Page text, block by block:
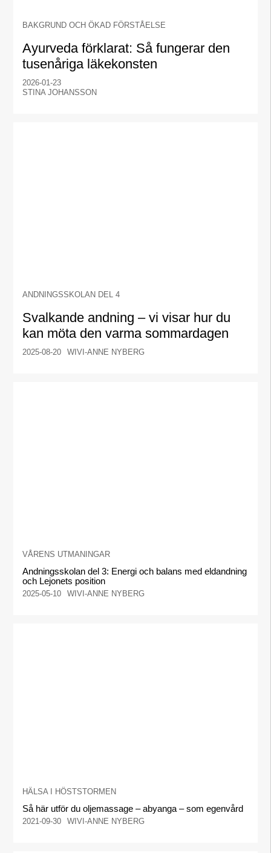
BAKGRUND OCH ÖKAD FÖRSTÅELSE
Ayurveda förklarat: Så fungerar den
tusenåriga läkekonsten
2026-01-23
STINA JOHANSSON
ANDNINGSSKOLAN DEL 4
Svalkande andning – vi visar hur du
kan möta den varma sommardagen
2025-08-20 WIVI-ANNE NYBERG
VÅRENS UTMANINGAR
Andningsskolan del 3: Energi och balans med eldandning
och Lejonets position
2025-05-10 WIVI-ANNE NYBERG
HÄLSA I HÖSTSTORMEN
Så här utför du oljemassage – abyanga – som egenvård
2021-09-30 WIVI-ANNE NYBERG